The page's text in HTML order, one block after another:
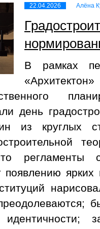
22.04.2026 Алёна
В рамках
день
из круглых
регламенты
появлению